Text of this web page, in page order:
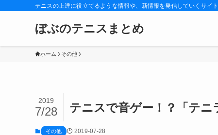
テニスの上達に役立てるような情報や、新情報を発信していくサイト
ぼぶのテニスまとめ
ホーム その他
テニスで音ゲー！？「テニ
2019
7/28
その他 2019-07-28